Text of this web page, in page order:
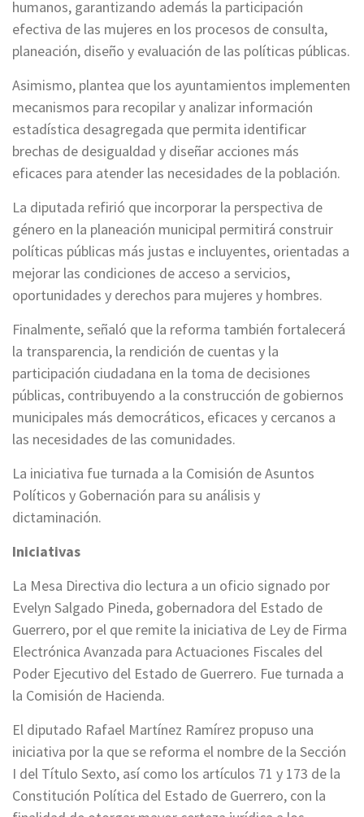
humanos, garantizando además la participación
efectiva de las mujeres en los procesos de consulta,
planeación, diseño y evaluación de las políticas públicas.
Asimismo, plantea que los ayuntamientos implementen
mecanismos para recopilar y analizar información
estadística desagregada que permita identificar
brechas de desigualdad y diseñar acciones más
eficaces para atender las necesidades de la población.
La diputada refirió que incorporar la perspectiva de
género en la planeación municipal permitirá construir
políticas públicas más justas e incluyentes, orientadas a
mejorar las condiciones de acceso a servicios,
oportunidades y derechos para mujeres y hombres.
Finalmente, señaló que la reforma también fortalecerá
la transparencia, la rendición de cuentas y la
participación ciudadana en la toma de decisiones
públicas, contribuyendo a la construcción de gobiernos
municipales más democráticos, eficaces y cercanos a
las necesidades de las comunidades.
La iniciativa fue turnada a la Comisión de Asuntos
Políticos y Gobernación para su análisis y
dictaminación.
Iniciativas
La Mesa Directiva dio lectura a un oficio signado por
Evelyn Salgado Pineda, gobernadora del Estado de
Guerrero, por el que remite la iniciativa de Ley de Firma
Electrónica Avanzada para Actuaciones Fiscales del
Poder Ejecutivo del Estado de Guerrero. Fue turnada a
la Comisión de Hacienda.
El diputado Rafael Martínez Ramírez propuso una
iniciativa por la que se reforma el nombre de la Sección
I del Título Sexto, así como los artículos 71 y 173 de la
Constitución Política del Estado de Guerrero, con la